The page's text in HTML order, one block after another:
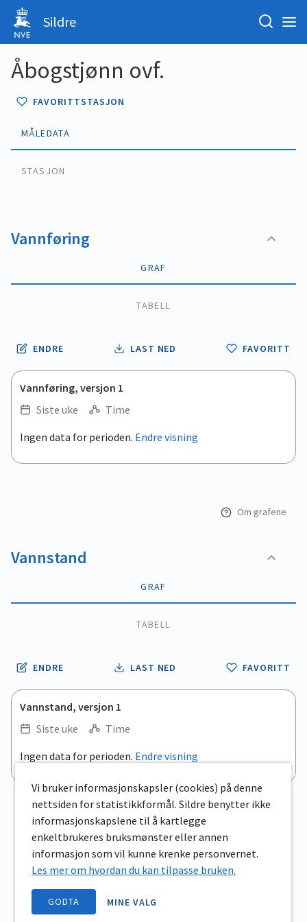
Sildre
Åbogstjønn ovf.
FAVORITTSTASJON
MÅLEDATA
STASJON
Vannføring
GRAF
TABELL
ENDRE LAST NED FAVORITT
Vannføring, versjon 1
Siste uke
Time
.
View as data table, .
Ingen data for perioden. Endre visning
Om grafene
Vannstand
GRAF
TABELL
ENDRE LAST NED FAVORITT
Vannstand, versjon 1
Siste uke
Time
.
View as data table, .
Ingen data for perioden. Endre visning
Vi bruker informasjonskapsler (cookies) på denne
nettsiden for statistikkformål. Sildre benytter ikke
informasjonskapslene til å kartlegge
enkeltbrukeres bruksmønster eller annen
informasjon som vil kunne krenke personvernet.
Les mer om hvordan du kan tilpasse bruken.
GODTA MINE VALG